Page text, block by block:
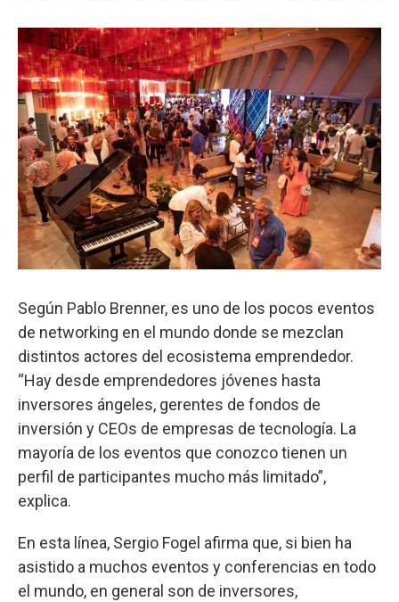
Según Pablo Brenner, es uno de los pocos eventos
de networking en el mundo donde se mezclan
distintos actores del ecosistema emprendedor.
“Hay desde emprendedores jóvenes hasta
inversores ángeles, gerentes de fondos de
inversión y CEOs de empresas de tecnología. La
mayoría de los eventos que conozco tienen un
perfil de participantes mucho más limitado”,
explica.
En esta línea, Sergio Fogel afirma que, si bien ha
asistido a muchos eventos y conferencias en todo
el mundo, en general son de inversores,